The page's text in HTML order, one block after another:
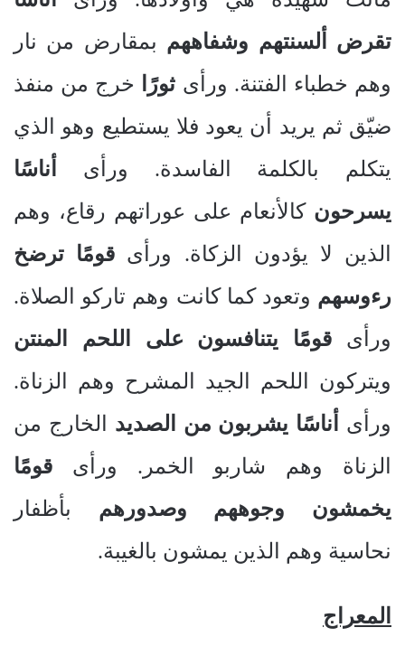
تقرض ألسنتهم وشفاههم بمقارض من نار
وهم خطباء الفتنة. ورأى ثورًا
خرج من منفذ
ضيّق ثم يريد أن يعود فلا يستطيع وهو الذي
يتكلم بالكلمة الفاسدة. ورأى
أناسًا
يسرحون كالأنعام على عوراتهم رقاع، وهم
الذين لا يؤدون الزكاة. ورأى قومًا ترضخ
رءوسهم وتعود كما كانت وهم تاركو الصلاة.
ورأى قومًا يتنافسون على اللحم المنتن
ويتركون اللحم الجيد المشرح وهم الزناة.
ورأى
أناسًا يشربون من الصديد الخارج من
الزناة وهم شاربو الخمر. ورأى قومًا
يخمشون وجوههم وصدورهم بأظفار
نحاسية وهم الذين يمشون بالغيبة.
المعراج